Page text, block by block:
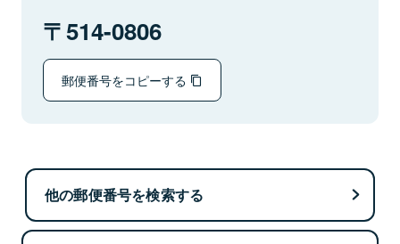
514-0806
郵便番号をコピーする
他の郵便番号を検索する